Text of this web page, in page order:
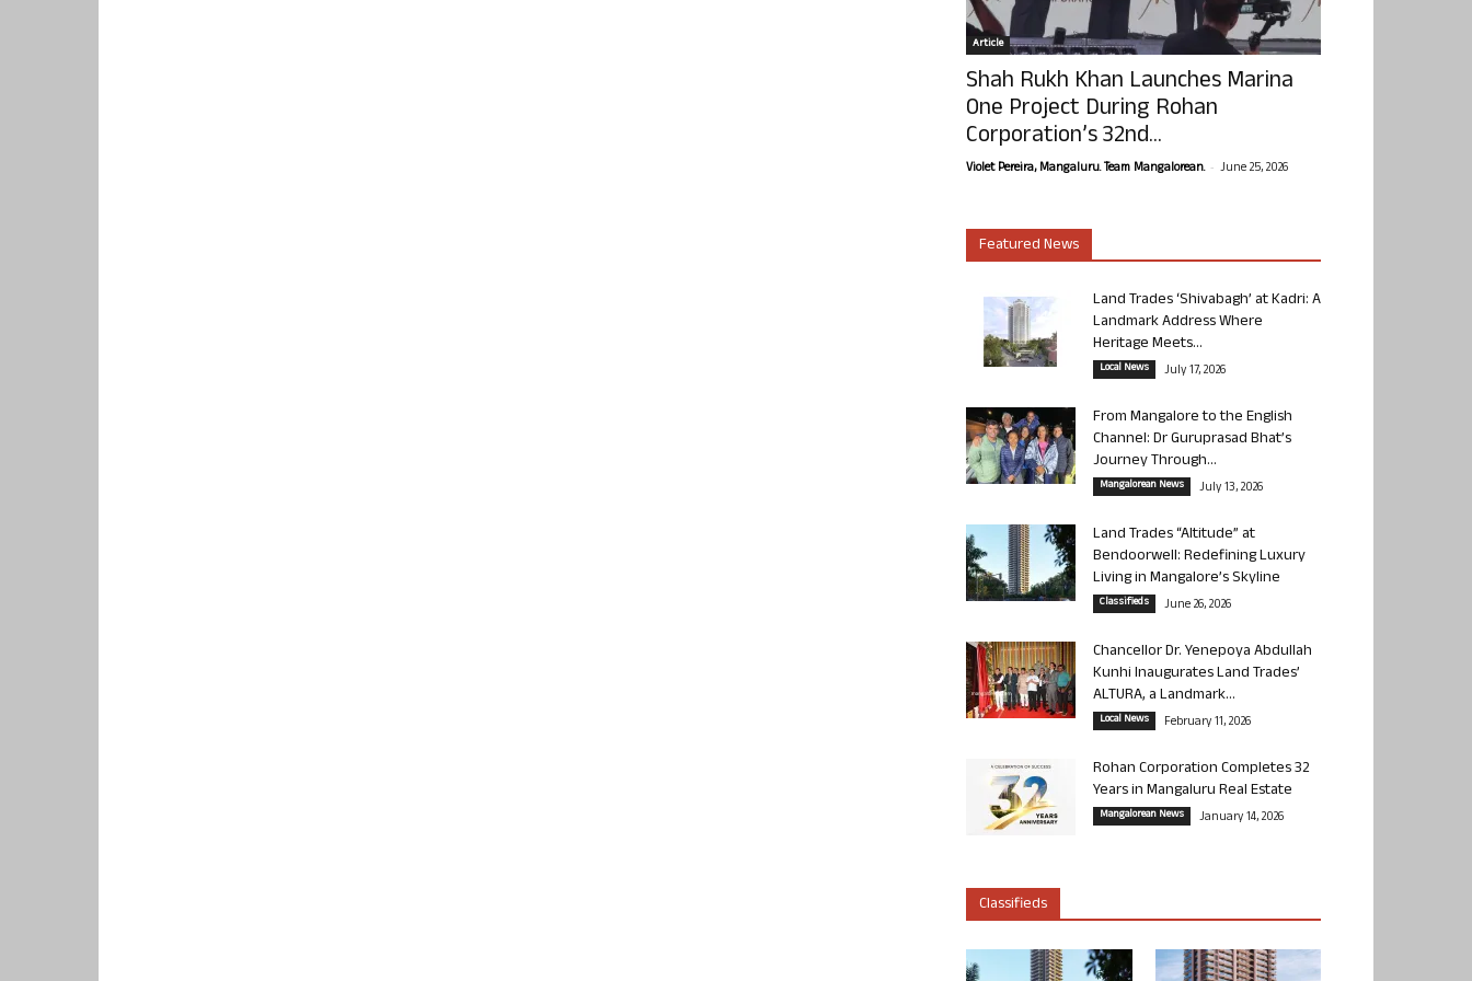
Article
Shah Rukh Khan Launches Marina
One Project During Rohan
Corporation’s 32nd...
Violet Pereira, Mangaluru. Team Mangalorean. - June 25, 2026
Featured News
Land Trades ‘Shivabagh’ at Kadri: A
Landmark Address Where
Heritage Meets...
Local News July 17, 2026
From Mangalore to the English
Channel: Dr Guruprasad Bhat’s
Journey Through...
Mangalorean News July 13, 2026
Land Trades “Altitude” at
Bendoorwell: Redefining Luxury
Living in Mangalore’s Skyline
Classifieds June 26, 2026
Chancellor Dr. Yenepoya Abdullah
Kunhi Inaugurates Land Trades’
ALTURA, a Landmark...
Local News February 11, 2026
Rohan Corporation Completes 32
Years in Mangaluru Real Estate
Mangalorean News January 14, 2026
Classifieds